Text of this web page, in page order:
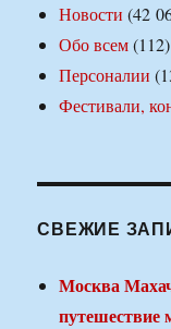
Новости (42
Обо всем(112)
Персоналии
Фестивали,
СВЕЖИЕ
Москва
путешествие